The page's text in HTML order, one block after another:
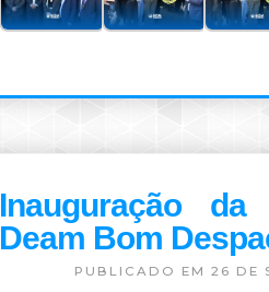
Inauguração
Deam Bom
PUBLICADO EM 26 DE